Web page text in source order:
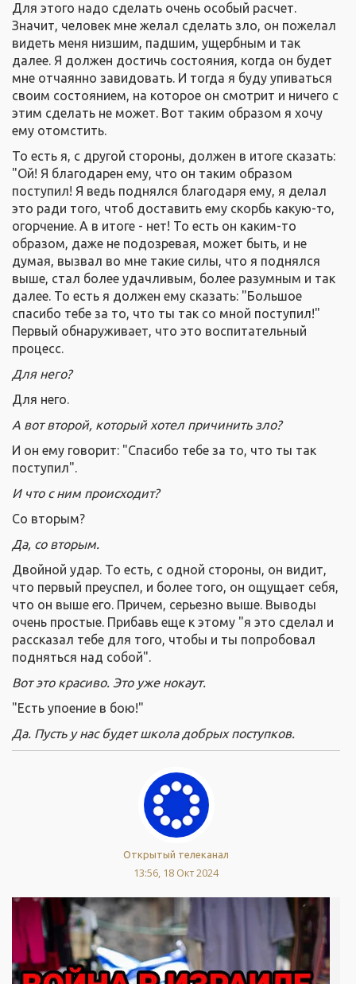
Для этого надо сделать очень особый расчет.
Значит, человек мне желал сделать зло, он пожелал
видеть меня низшим, падшим, ущербным и так
далее. Я должен достичь состояния, когда он будет
мне отчаянно завидовать. И тогда я буду упиваться
своим состоянием, на которое он смотрит и ничего с
этим сделать не может. Вот таким образом я хочу
ему отомстить.
То есть я, с другой стороны, должен в итоге сказать:
"Ой! Я благодарен ему, что он таким образом
поступил! Я ведь поднялся благодаря ему, я делал
это ради того, чтоб доставить ему скорбь какую-то,
огорчение. А в итоге - нет! То есть он каким-то
образом, даже не подозревая, может быть, и не
думая, вызвал во мне такие силы, что я поднялся
выше, стал более удачливым, более разумным и так
далее. То есть я должен ему сказать: "Большое
спасибо тебе за то, что ты так со мной поступил!"
Первый обнаруживает, что это воспитательный
процесс.
Для него?
Для него.
А вот второй, который хотел причинитьзло?
И он ему говорит: "Спасибо тебе за то, что ты так
поступил".
И что с ним происходит?
Со вторым?
Да, со вторым.
Двойной удар. То есть, с одной стороны, он видит,
что первый преуспел, и более того, он ощущает себя,
что он выше его. Причем, серьезно выше. Выводы
очень простые. Прибавь еще к этому "я это сделал и
рассказал тебе для того, чтобы и ты попробовал
подняться над собой".
Вот это красиво. Это уже нокаут.
"Есть упоение в бою!"
Да. Пусть у нас будет школа добрых поступков.
Открытый телеканал
13:56, 18 Окт 2024